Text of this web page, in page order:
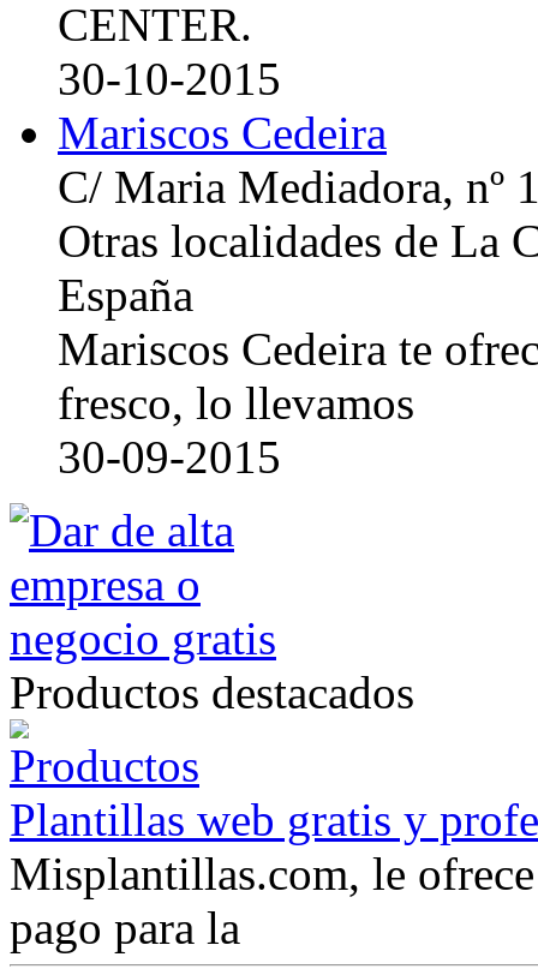
CENTER.
30-10-2015
Mariscos Cedeira
C/ Maria Mediadora, nº
Otras localidades de La
España
Mariscos Cedeira te
fresco, lo llevamos
30-09-2015
Productos destacados
Plantillas web gratis y
Misplantillas.com, le
pago para la